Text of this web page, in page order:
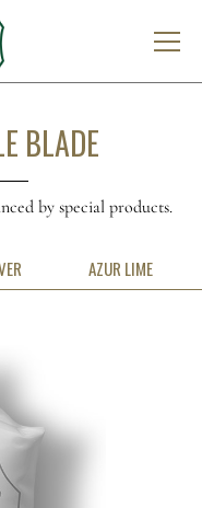
BLADE
by special products.
AZUR LIME